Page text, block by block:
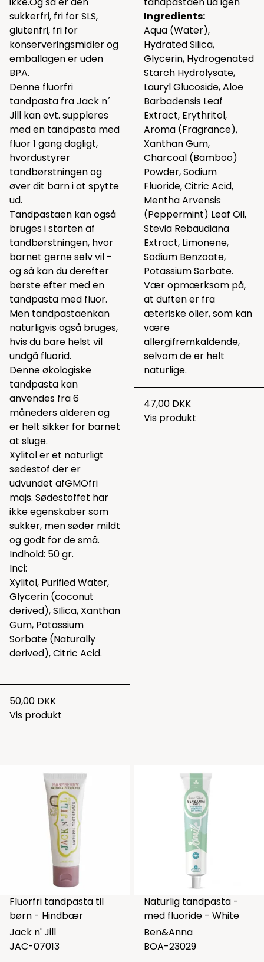
sukkerfri, fri for SLS,
glutenfri, fri for
konserveringsmidler og
emballagen er uden
BPA.
Denne fluorfri
tandpasta fra Jack n´
Jill kan evt. suppleres
med en tandpasta med
fluor 1 gang dagligt,
hvordustyrer
tandbørstningen og
øver dit barn i at spytte
ud.
Tandpastaen kan også
bruges i starten af
tandbørstningen, hvor
barnet gerne selv vil -
og så kan du derefter
børste efter med en
tandpasta med fluor.
Men tandpastaenkan
naturligvis også bruges,
hvis du bare helst vil
undgå fluorid.
Denne økologiske
tandpasta kan
anvendes fra 6
måneders alderen og
er helt sikker for barnet
at sluge.
Xylitol er et naturligt
sødestof der er
udvundet afGMOfri
majs. Sødestoffet har
ikke egenskaber som
sukker, men søder mildt
og godt for de små.
Indhold: 50 gr.
Inci:
Xylitol, Purified Water,
Glycerin (coconut
derived), SIlica, Xanthan
Gum, Potassium
Sorbate (Naturally
derived), Citric Acid.
50,00 DKK
Vis produkt
Ingredients:
Aqua (Water),
Hydrated Silica,
Glycerin, Hydrogenated
Starch Hydrolysate,
Lauryl Glucoside, Aloe
Barbadensis Leaf
Extract, Erythritol,
Aroma (Fragrance),
Xanthan Gum,
Charcoal (Bamboo)
Powder, Sodium
Fluoride, Citric Acid,
Mentha Arvensis
(Peppermint) Leaf Oil,
Stevia Rebaudiana
Extract, Limonene,
Sodium Benzoate,
Potassium Sorbate.
Vær opmærksom på,
at duften er fra
æteriske olier, som kan
være
allergifremkaldende,
selvom de er helt
naturlige.
47,00 DKK
Vis produkt
Fluorfri tandpasta til
børn - Hindbær
Jack n' Jill
JAC-07013
Naturlig tandpasta -
med fluoride - White
Ben&Anna
BOA-23029